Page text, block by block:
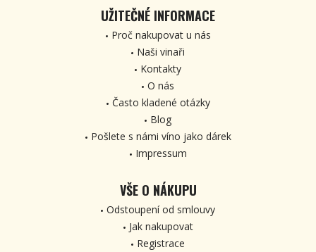
UŽITEČNÉ INFORMACE
Proč nakupovat u nás
Naši vinaři
Kontakty
O nás
Často kladené otázky
Blog
Pošlete s námi víno jako dárek
Impressum
VŠE O NÁKUPU
Odstoupení od smlouvy
Jak nakupovat
Registrace